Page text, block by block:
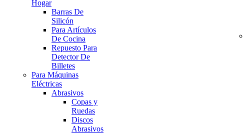
Hogar
Barras De
Silicón
Para Artículos
De Cocina
Repuesto Para
Detector De
Billetes
Para Máquinas
Eléctricas
Abrasivos
Copas y
Ruedas
Discos
Abrasivos